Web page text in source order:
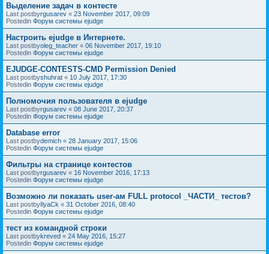
Выделение задач в контесте
Last postbyrgusarev « 23 November 2017, 09:09
Postedin Форум системы ejudge
Настроить ejudge в Интернете.
Last postbyoleg_teacher « 06 November 2017, 19:10
Postedin Форум системы ejudge
EJUDGE-CONTESTS-CMD Permission Denied
Last postbyshuhrat « 10 July 2017, 17:30
Postedin Форум системы ejudge
Полномочия пользователя в ejudge
Last postbyrgusarev « 08 June 2017, 20:37
Postedin Форум системы ejudge
Database error
Last postbydemich « 28 January 2017, 15:06
Postedin Форум системы ejudge
Фильтры на странице контестов
Last postbyrgusarev « 16 November 2016, 17:13
Postedin Форум системы ejudge
Возможно ли показать user-ам FULL protocol _ЧАСТИ_ тестов?
Last postbyIlyaCk « 31 October 2016, 08:40
Postedin Форум системы ejudge
тест из командной строки
Last postbykreved « 24 May 2016, 15:27
Postedin Форум системы ejudge